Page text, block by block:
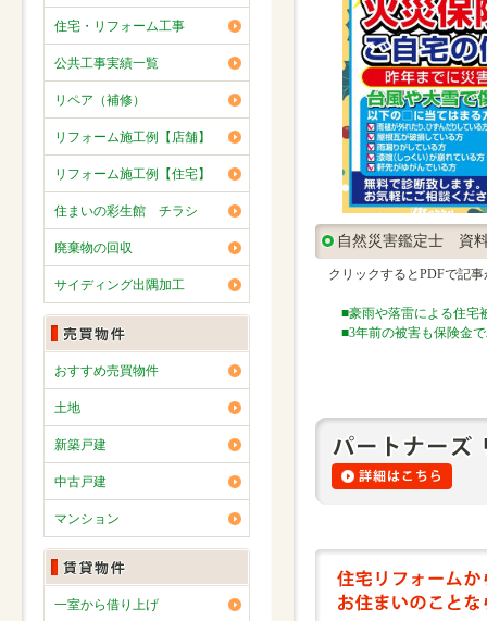
住宅・リフォーム工事
公共工事実績一覧
リペア（補修）
リフォーム施工例【店舗】
リフォーム施工例【住宅】
住まいの彩生館 チラシ
廃棄物の回収
サイディング出隅加工
おすすめ売買物件
土地
新築戸建
中古戸建
マンション
一室から借り上げ
自然災害鑑定士 資
クリックするとPDFで記事
■豪雨や落雷による住宅
■3年前の被害も保険金で